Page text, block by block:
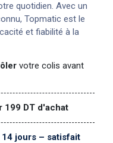
quotidien. Avec un
Topmatic est le
et fiabilité à la
votre colis avant
199 DT d'achat
jours – satisfait